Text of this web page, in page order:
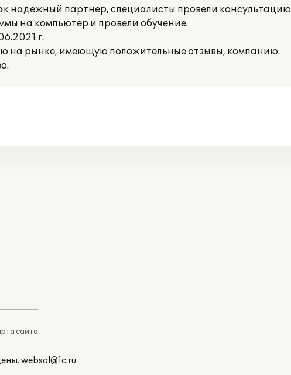
партнер, специалисты провели консультацию
на компьютер и провели обучение.
г.
рынке, имеющую положительные отзывы, компанию.
сайта
websol@1c.ru